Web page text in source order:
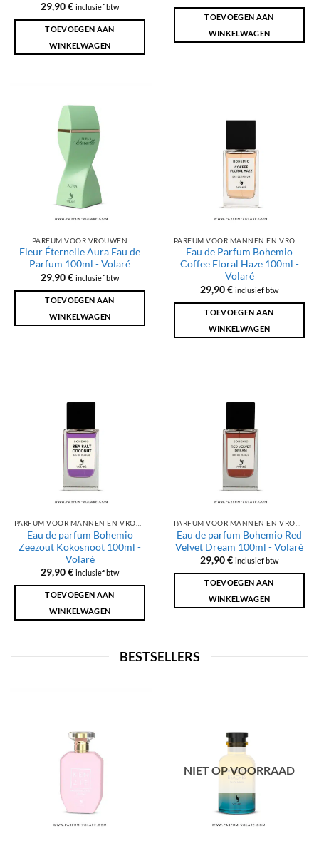
29,90€ inclusief btw
TOEVOEGEN AAN
WINKELWAGEN
TOEVOEGEN AAN
WINKELWAGEN
PARFUM VOOR VROUWEN
Fleur Éternelle Aura Eau de
Parfum 100ml - Volaré
29,90€ inclusief btw
TOEVOEGEN AAN
WINKELWAGEN
Eau de Parfum Bohemio
Coffee Floral Haze 100ml -
Volaré
29,90€ inclusief btw
TOEVOEGEN AAN
WINKELWAGEN
Eau de parfum Bohemio
Zeezout Kokosnoot 100ml -
Volaré
29,90€ inclusief btw
TOEVOEGEN AAN
WINKELWAGEN
Eau de parfum Bohemio Red
Velvet Dream 100ml - Volaré
29,90€ inclusief btw
TOEVOEGEN AAN
WINKELWAGEN
BESTSELLERS
NIET OP VOORRAAD